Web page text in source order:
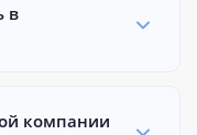
в
компании